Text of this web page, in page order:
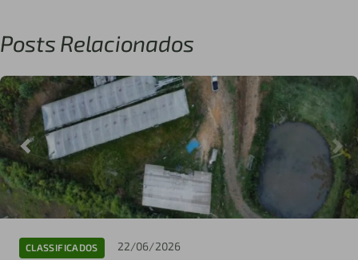
Posts Relacionados
CLASSIFICADOS 22/06/2026